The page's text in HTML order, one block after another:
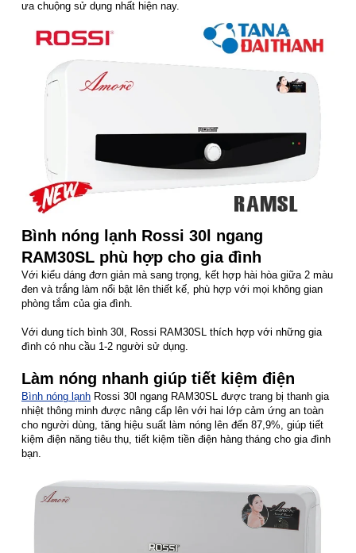
ưa chuộng sử dụng nhất hiện nay.
Bình nóng lạnh Rossi 30l ngang
RAM30SL phù hợp cho gia đình
Với kiểu dáng đơn giản mà sang trọng, kết hợp hài hòa giữa 2 màu
đen và trắng làm nổi bật lên thiết kế, phù hợp với mọi không gian
phòng tắm của gia đình.
Với dung tích bình 30l, Rossi RAM30SL thích hợp với những gia
đình có nhu cầu 1-2 người sử dụng.
Làm nóng nhanh giúp tiết kiệm điện
Bình nóng lạnh Rossi 30l ngang RAM30SL được trang bị thanh gia
nhiệt thông minh được nâng cấp lên với hai lớp cảm ứng an toàn
cho người dùng, tăng hiệu suất làm nóng lên đến 87,9%, giúp tiết
kiệm điện năng tiêu thụ, tiết kiệm tiền điện hàng tháng cho gia đình
bạn.